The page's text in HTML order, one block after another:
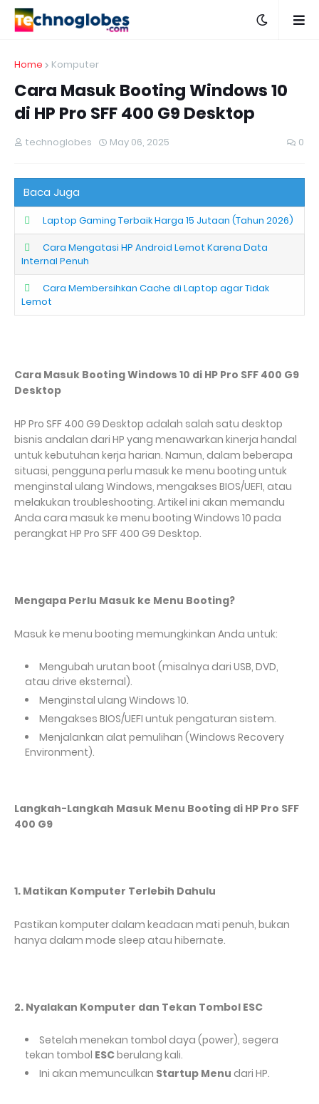
Home Komputer
Cara Masuk Booting Windows 10
di HP Pro SFF 400 G9 Desktop
technoglobes May 06, 2025 0
Baca Juga
Laptop Gaming Terbaik Harga 15 Jutaan (Tahun 2026)
Cara Mengatasi HP Android Lemot Karena Data
Internal Penuh
Cara Membersihkan Cache di Laptop agar Tidak
Lemot
Cara Masuk Booting Windows 10 di HP Pro SFF 400 G9
Desktop
HP Pro SFF 400 G9 Desktop adalah salah satu desktop
bisnis andalan dari HP yang menawarkan kinerja handal
untuk kebutuhan kerja harian. Namun, dalam beberapa
situasi, pengguna perlu masuk ke menu booting untuk
menginstal ulang Windows, mengakses BIOS/UEFI, atau
melakukan troubleshooting. Artikel ini akan memandu
Anda cara masuk ke menu booting Windows 10 pada
perangkat HP Pro SFF 400 G9 Desktop.
Mengapa Perlu Masuk ke Menu Booting?
Masuk ke menu booting memungkinkan Anda untuk:
Mengubah urutan boot (misalnya dari USB, DVD,
atau drive eksternal).
Menginstal ulang Windows 10.
Mengakses BIOS/UEFI untuk pengaturan sistem.
Menjalankan alat pemulihan (Windows Recovery
Environment).
Langkah-Langkah Masuk Menu Booting di HP Pro SFF
400 G9
1. Matikan Komputer Terlebih Dahulu
Pastikan komputer dalam keadaan mati penuh, bukan
hanya dalam mode sleep atau hibernate.
2. Nyalakan Komputer dan Tekan Tombol ESC
Setelah menekan tombol daya (power), segera
tekan tombol ESCberulang kali.
Ini akan memunculkan Startup Menu dari HP.